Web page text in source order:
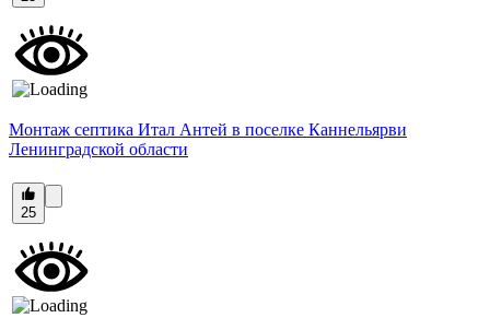
Монтаж септика Итал Антей в поселке Каннельярви
Ленинградской области
25